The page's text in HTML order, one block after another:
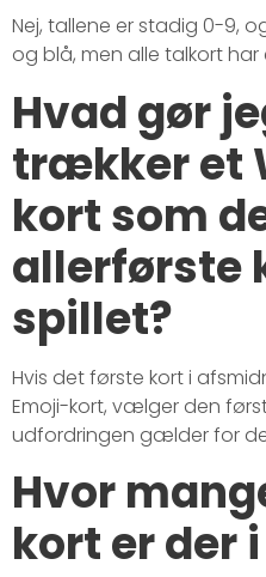
Nej, tallene er stadig 0-9,
og blå, men alle talkort
Hvad gør
trækker et
kort som
allerførste
spillet?
Hvis det første kort i
Emoji-kort, vælger den
udfordringen gælder for
Hvor
kort er der